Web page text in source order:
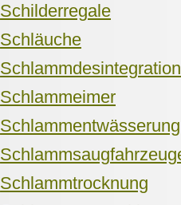
Schilderregale
Schläuche
Schlammdesintegration
Schlammeimer
Schlammentwässerung
Schlammtrocknung